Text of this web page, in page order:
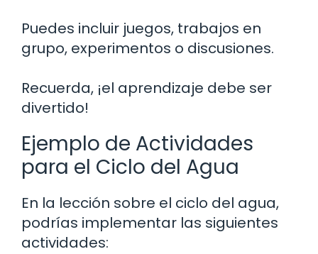
Puedes incluir juegos, trabajos en
grupo, experimentos o discusiones.
Recuerda, ¡el aprendizaje debe ser
divertido!
Ejemplo de Actividades
para el Ciclo del Agua
En la lección sobre el ciclo del agua,
podrías implementar las siguientes
actividades: